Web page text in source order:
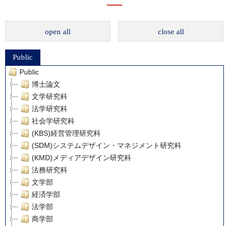
open all close all
Public
Public
博士論文
文学研究科
法学研究科
社会学研究科
(KBS)経営管理研究科
(SDM)システムデザイン・マネジメント研究科
(KMD)メディアデザイン研究科
法務研究科
文学部
経済学部
法学部
商学部